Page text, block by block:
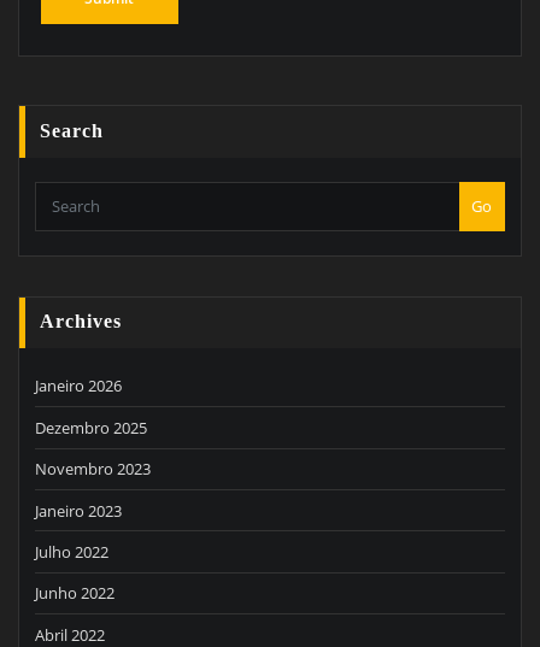
Search
Go
Archives
Janeiro 2026
Dezembro 2025
Novembro 2023
Janeiro 2023
Julho 2022
Junho 2022
Abril 2022